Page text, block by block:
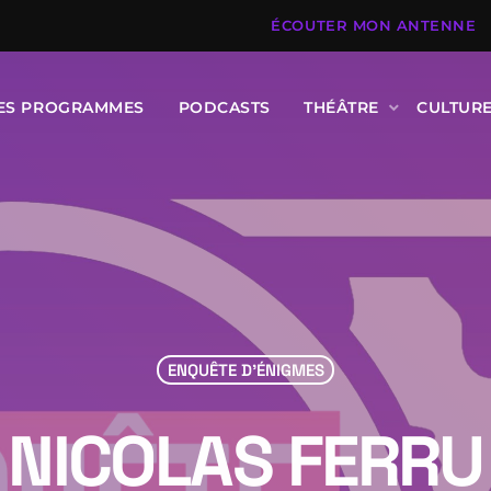
ÉCOUTER MON ANTENNE
PROGRAMMES PODCASTS THÉÂTRE CULTURE
ENQUÊTE D'ÉNIGMES
NICOLAS FERRU